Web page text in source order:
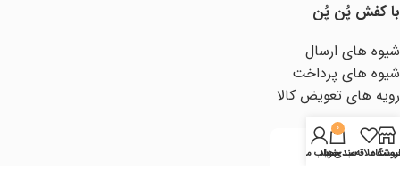
با کفش پُن پُن
شیوه های ارسال
شیوه های پرداخت
رویه های تعویض کالا
لیست علاقه‌مندی‌ها
0
سبد خرید
حساب من